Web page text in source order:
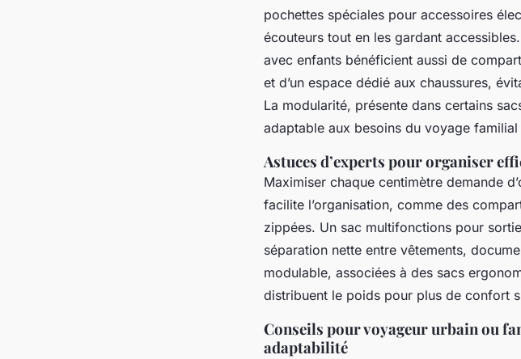
pochettes spéciales pour accessoires
écouteurs tout en les gardant
avec enfants bénéficient aussi de
et d’un espace dédié aux chaussures,
La modularité, présente dans certains
adaptable aux besoins du voyage
Astuces d’experts pour organiser
Maximiser chaque centimètre demande
facilite l’organisation, comme des
zippées. Un sac multifonctions pour
séparation nette entre vêtements,
modulable, associées à des sacs
distribuent le poids pour plus de confort
Conseils pour voyageur urbain ou
adaptabilité